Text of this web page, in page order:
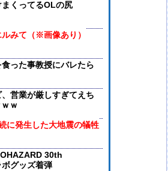
まくってるOLの尻
みて（※画像あり）
った事教授にバレたら
、営業が厳しすぎてえち
ｗ
に発生した大地震の犠牲
30th
グッズ着弾